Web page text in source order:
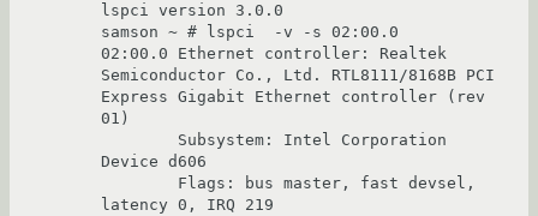
lspci version 3.0.0
samson ~ # lspci  -v -s 02:00.0
02:00.0 Ethernet controller: Realtek
Semiconductor Co., Ltd. RTL8111/8168B PCI
Express Gigabit Ethernet controller (rev
01)
Device d606
latency 0, IRQ 219